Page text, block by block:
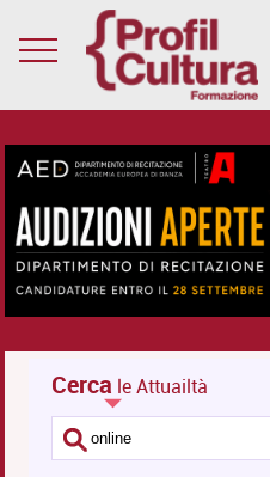
Cerca le Attuailtà